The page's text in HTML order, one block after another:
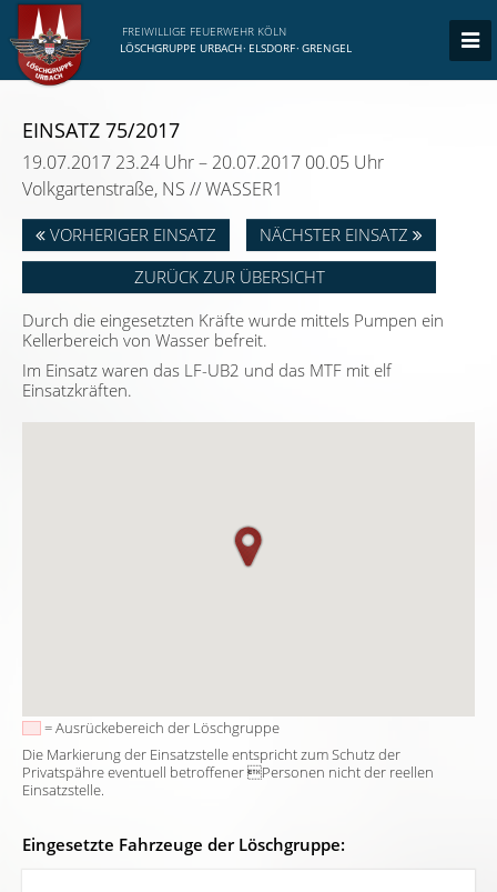
FREIWILLIGE FEUERWEHR KÖLN
LÖSCHGRUPPE URBACH· ELSDORF· GRENGEL
EINSATZ 75/2017
19.07.2017 23.24 Uhr – 20.07.2017 00.05 Uhr
Volkgartenstraße, NS // WASSER1
VORHERIGER EINSATZ
NÄCHSTER EINSATZ
ZURÜCK ZUR ÜBERSICHT
Durch die eingesetzten Kräfte wurde mittels Pumpen ein
Kellerbereich von Wasser befreit.
Im Einsatz waren das LF-UB2 und das MTF mit elf
Einsatzkräften.
= Ausrückebereich der Löschgruppe
Die Markierung der Einsatzstelle entspricht zum Schutz der
Privatspähre eventuell betroffener Personen nicht der reellen
Einsatzstelle.
Eingesetzte Fahrzeuge der Löschgruppe: